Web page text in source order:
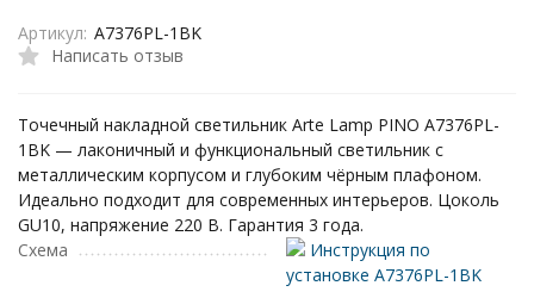
Написать отзыв
Артикул: A7376PL-1BK
Точечный накладной светильник Arte Lamp PINO A7376PL-
1BK — лаконичный и функциональный светильник с
металлическим корпусом и глубоким чёрным плафоном.
Идеально подходит для современных интерьеров. Цоколь
GU10, напряжение 220 В. Гарантия 3 года.
Схема
Инструкция по
установке A7376PL-1BK